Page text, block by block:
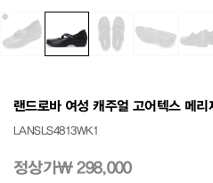
랜드로바 여성 캐주얼 고어텍스 메
LANSLS4813WK1
정상가₩ 298,000